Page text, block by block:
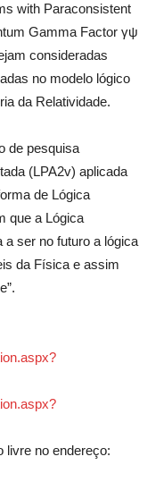
with Paraconsistent
Gamma Factor γψ
consideradas
no modelo lógico
da Relatividade.
de pesquisa
(LPA2v) aplicada
de Lógica
que a Lógica
a ser no futuro a lógica
da Física e assim
livre no endereço: